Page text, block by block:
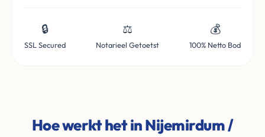
🔒
SSL Secured
⚖️
Notarieel Getoetst
💰
100% Netto Bod
Hoe werkt het in Nijemirdum /